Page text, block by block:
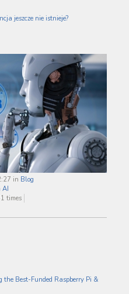
jeszcze nie istnieje?
in Blog
AI
times
the Best-Funded Raspberry Pi &